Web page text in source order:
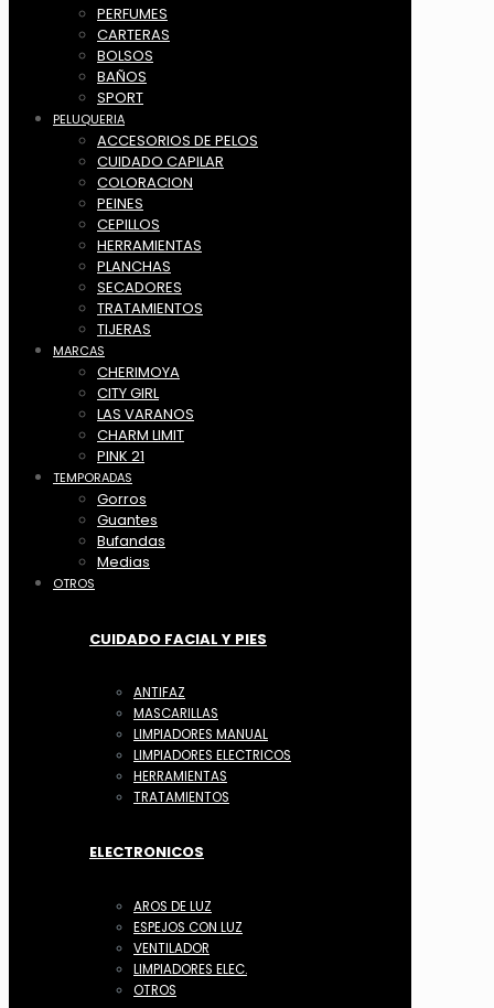
PERFUMES
CARTERAS
BOLSOS
BAÑOS
SPORT
PELUQUERIA
ACCESORIOS DE PELOS
CUIDADO CAPILAR
COLORACION
PEINES
CEPILLOS
HERRAMIENTAS
PLANCHAS
SECADORES
TRATAMIENTOS
TIJERAS
MARCAS
CHERIMOYA
CITY GIRL
LAS VARANOS
CHARM LIMIT
PINK 21
TEMPORADAS
Gorros
Guantes
Bufandas
Medias
OTROS
CUIDADO FACIAL Y PIES
ANTIFAZ
MASCARILLAS
LIMPIADORES MANUAL
LIMPIADORES ELECTRICOS
HERRAMIENTAS
TRATAMIENTOS
ELECTRONICOS
AROS DE LUZ
ESPEJOS CON LUZ
VENTILADOR
LIMPIADORES ELEC.
OTROS